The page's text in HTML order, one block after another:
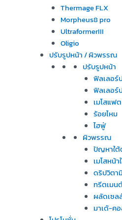
Thermage FLX
Morpheus8 pro
UltraformerIII
Oligio
ปรับรูปหน้า / ผิวพรรณ
ปรับรูปหน้า
ฟิลเลอร์
ฟิลเลอร์
เมโสแฟต
ร้อยไหม
ไฮฟู่
ผิวพรรณ
ปัญหาใต้
เมโสหน้า
ดริปวิตา
ทรีตเมน
ผลัดเซล
มาเด้-ค